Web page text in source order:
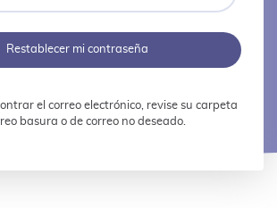
Restablecer mi contraseña
el correo electrónico, revise su carpeta
basura o de correo no deseado.